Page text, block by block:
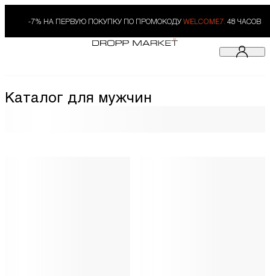
-7% НА ПЕРВУЮ ПОКУПКУ ПО ПРОМОКОДУ WELCOME7. 48 ЧАСОВ
Каталог для мужчин